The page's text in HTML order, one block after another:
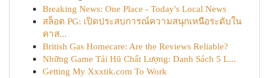
Breaking News: One Place - Today's Local News
สล็อต PG: เปิดประสบการณ์ความสนุกเหนือระดับใน
คาส...
British Gas Homecare: Are the Reviews Reliable?
Những Game Tải Hũ Chất Lượng: Danh Sách 5 L...
Getting My Xxxtik.com To Work